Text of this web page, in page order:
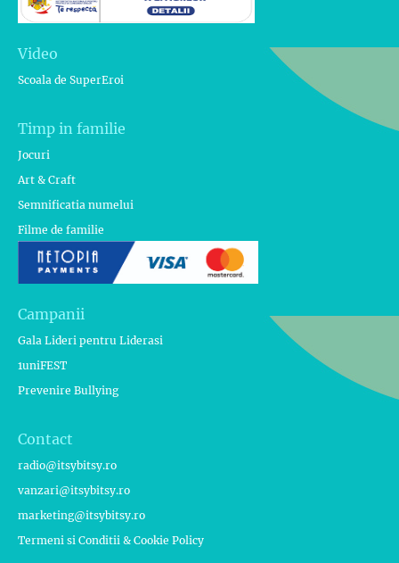
Video
Scoala de SuperEroi
Timp in familie
Jocuri
Art & Craft
Semnificatia numelui
Filme de familie
Campanii
Gala Lideri pentru Liderasi
1uniFEST
Prevenire Bullying
Contact
radio@itsybitsy.ro
vanzari@itsybitsy.ro
marketing@itsybitsy.ro
Termeni si Conditii & Cookie Policy